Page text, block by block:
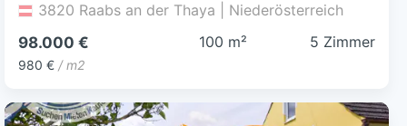
3820 Raabs an der Thaya | Niederösterreich
98.000 €
980 € / m2
100 m² 5 Zimmer